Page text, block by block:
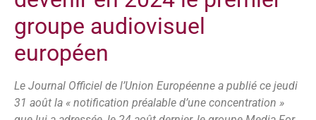
groupe audiovisuel
européen
Le Journal Officiel de l’Union Européenne a publié ce jeudi
31 août la « notification préalable d’une concentration »